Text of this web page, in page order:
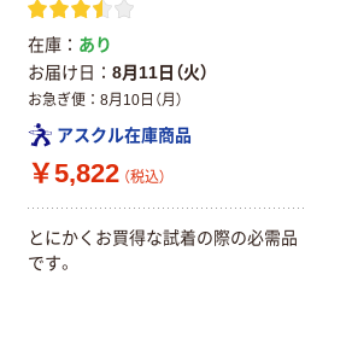
在庫
あり
お届け日
8月11日（火）
お急ぎ便 8月10日（月）
アスクル在庫商品
￥5,822 （税込）
とにかくお買得な試着の際の必需品
です。
ライス オリジナル